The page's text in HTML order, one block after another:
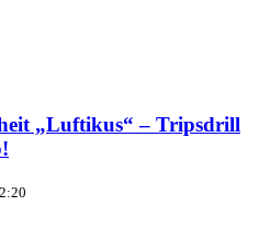
„Luftikus“ – Tripsdrill